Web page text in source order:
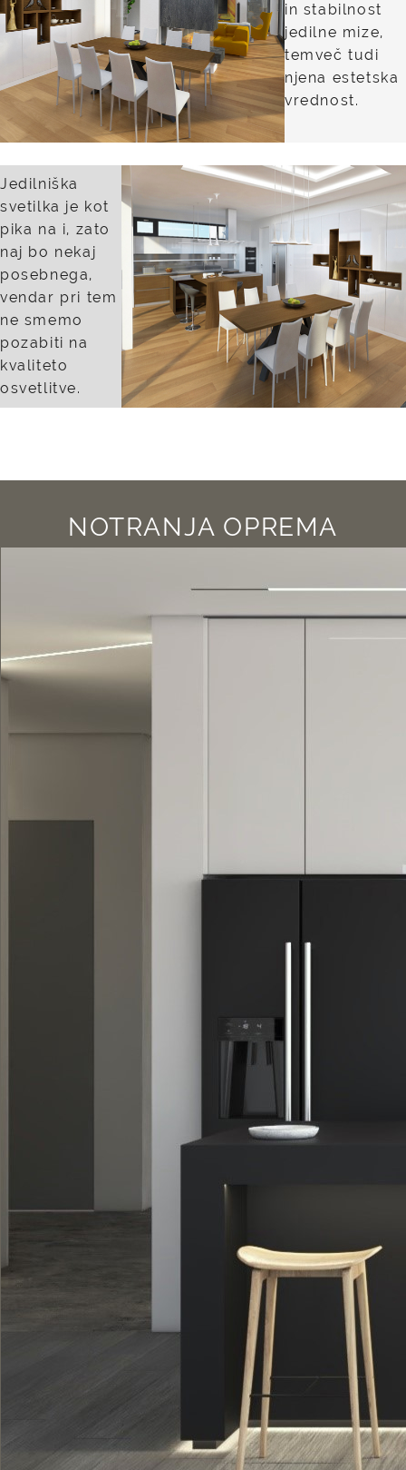
in stabilnost
jedilne mize,
temveč tudi
njena estetska
vrednost.
Jedilniška
svetilka je kot
pika na i, zato
naj bo nekaj
posebnega,
vendar pri tem
ne smemo
pozabiti na
kvaliteto
osvetlitve.
NOTRANJA OPREMA